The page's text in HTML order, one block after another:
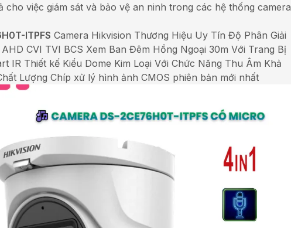
cho việc giám sát và bảo vệ an ninh trong các hệ thống camera
ITPFS Camera Hikvision Thương Hiệu Uy Tín Độ Phân Giải
CVI TVI BCS Xem Ban Đêm Hồng Ngoại 30m Với Trang Bị
IR Thiết kế Kiểu Dome Kim Loại Với Chức Năng Thu Âm Khả
Lượng Chíp xử lý hình ảnh CMOS phiên bản mới nhất